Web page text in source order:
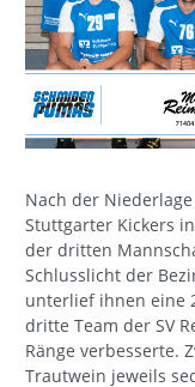
Nach der
Stuttgarter Kickers
der dritten
Schlusslicht der
unterlief ihnen eine
dritte Team der SV
Ränge verbesserte.
Trautwein jeweils